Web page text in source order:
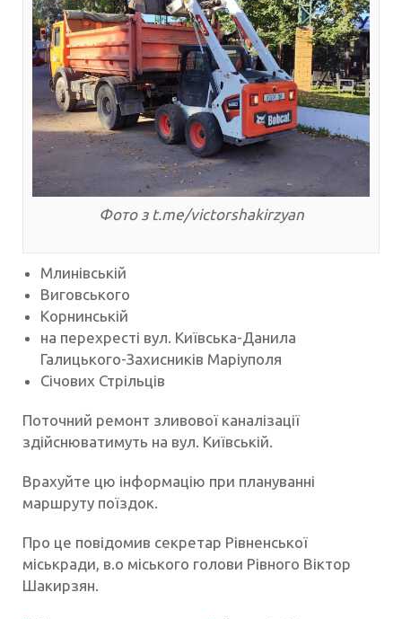
Фото з t.me/victorshakirzyan
Млинівській
Виговського
Корнинській
на перехресті вул. Київська-Данила
Галицького-Захисників Маріуполя
Січових Стрільців
Поточний ремонт зливової каналізації
здійснюватимуть на вул. Київській.
Врахуйте цю інформацію при плануванні
маршруту поїздок.
Про це повідомив секретар Рівненської
міськради, в.о міського голови Рівного Віктор
Шакирзян.